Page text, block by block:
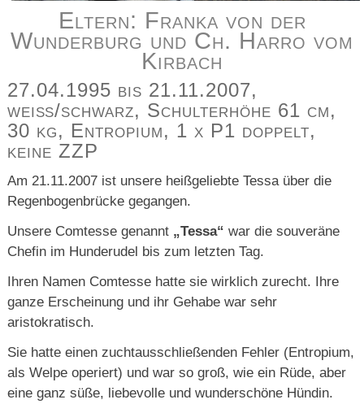
Eltern: Franka von der
Wunderburg und Ch. Harro vom
Kirbach
27.04.1995 bis 21.11.2007,
weiß/schwarz, Schulterhöhe 61 cm,
30 kg, Entropium, 1 x P1 doppelt,
keine ZZP
Am 21.11.2007 ist unsere heißgeliebte Tessa über die
Regenbogenbrücke gegangen.
Unsere Comtesse genannt „Tessa“ war die souveräne
Chefin im Hunderudel bis zum letzten Tag.
Ihren Namen Comtesse hatte sie wirklich zurecht. Ihre
ganze Erscheinung und ihr Gehabe war sehr
aristokratisch.
Sie hatte einen zuchtausschließenden Fehler (Entropium,
als Welpe operiert) und war so groß, wie ein Rüde, aber
eine ganz süße, liebevolle und wunderschöne Hündin.